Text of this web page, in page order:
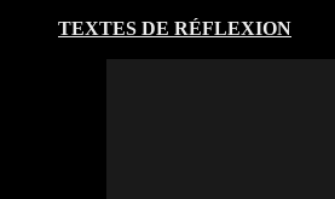
TEXTES DE RÉFLEXION